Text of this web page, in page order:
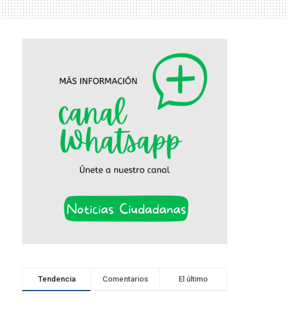
Tendencia Comentarios El último